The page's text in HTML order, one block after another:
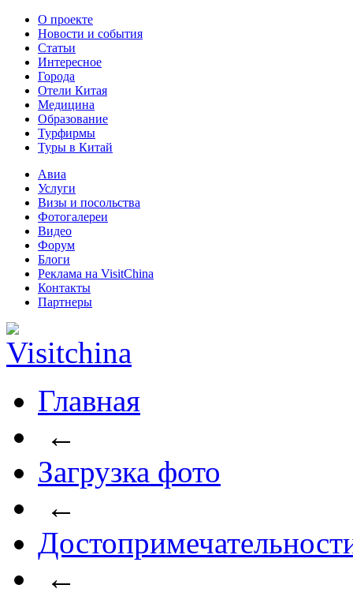
О проекте
Новости и события
Статьи
Интересное
Города
Отели Китая
Медицина
Образование
Турфирмы
Туры в Китай
Авиа
Услуги
Визы и посольства
Фотогалереи
Видео
Форум
Блоги
Реклама на VisitChina
Контакты
Партнеры
Главная
←
Загрузка фото
←
←